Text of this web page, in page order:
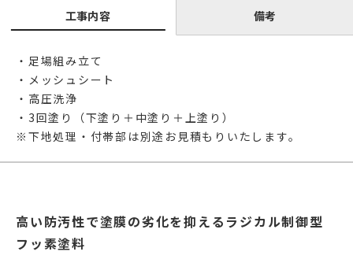
工事内容 備考
・足場組み立て
・メッシュシート
・高圧洗浄
・3回塗り（下塗り＋中塗り＋上塗り）
※下地処理・付帯部は別途お見積もりいたします。
高い防汚性で塗膜の劣化を抑えるラジカル制御型
フッ素塗料